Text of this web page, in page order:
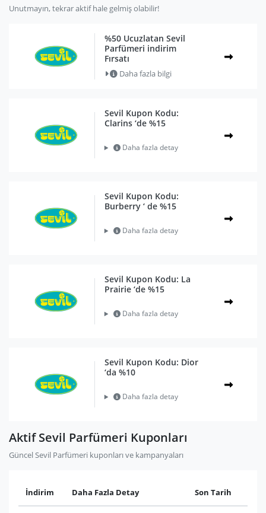
Unutmayın, tekrar aktif hale gelmiş olabilir!
%50 Ucuzlatan Sevil
Parfümeri indirim
Fırsatı
Daha fazla bilgi
Sevil Kupon Kodu:
Clarins ‘de %15
Daha fazla detay
Sevil Kupon Kodu:
Burberry ‘ de %15
Daha fazla detay
Sevil Kupon Kodu: La
Prairie ‘de %15
Daha fazla detay
Sevil Kupon Kodu: Dior
‘da %10
Daha fazla detay
Aktif Sevil Parfümeri Kuponları
Güncel Sevil Parfümeri kuponları ve kampanyaları
İndirim Daha Fazla Detay Son Tarih